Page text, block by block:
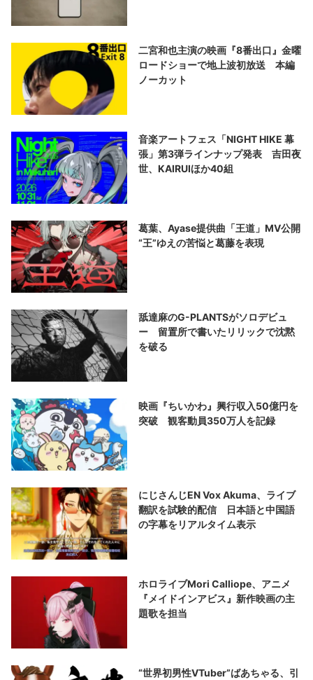
二宮和也主演の映画『8番出口』金曜
ロードショーで地上波初放送 本編
ノーカット
音楽アートフェス「NIGHT HIKE 幕
張」第3弾ラインナップ発表 吉田夜
世、KAIRUIほか40組
葛葉、Ayase提供曲「王道」MV公開
“王”ゆえの苦悩と葛藤を表現
舐達麻のG-PLANTSがソロデビュ
ー 留置所で書いたリリックで沈黙
を破る
映画『ちいかわ』興行収入50億円を
突破 観客動員350万人を記録
にじさんじEN Vox Akuma、ライブ
翻訳を試験的配信 日本語と中国語
の字幕をリアルタイム表示
ホロライブMori Calliope、アニメ
『メイドインアビス』新作映画の主
題歌を担当
“世界初男性VTuber”ばあちゃる、引